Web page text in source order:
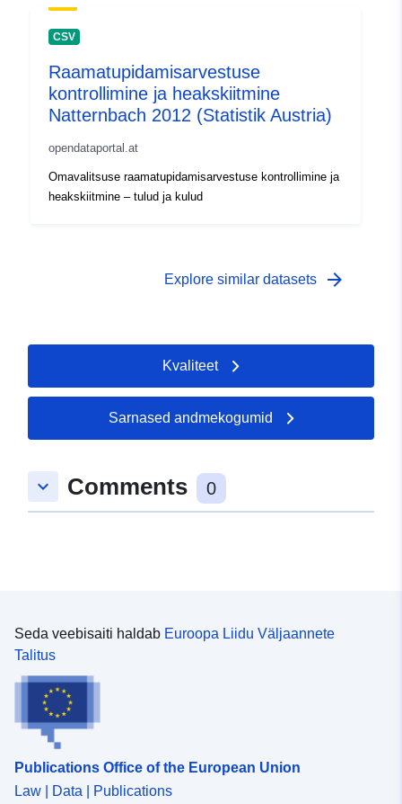
CSV
Raamatupidamisarvestuse
kontrollimine ja heakskiitmine
Natternbach 2012 (Statistik Austria)
opendataportal.at
Omavalitsuse raamatupidamisarvestuse kontrollimine ja
heakskiitmine – tulud ja kulud
Explore similar datasets arrow_forward
Kvaliteet
Sarnased andmekogumid
keyboard_arrow_down Comments 0
Seda veebisaiti haldab Euroopa Liidu Väljaannete
Talitus
Publications Office of the European Union
Law | Data | Publications